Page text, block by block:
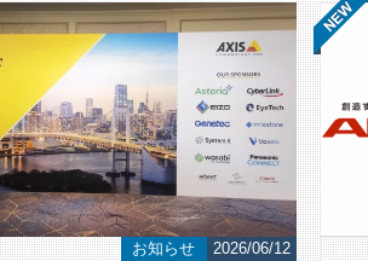
お知らせ 2026/06/12